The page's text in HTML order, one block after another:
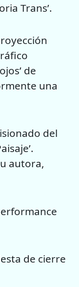
Trans’.
de
una
del
autora,
de cierre